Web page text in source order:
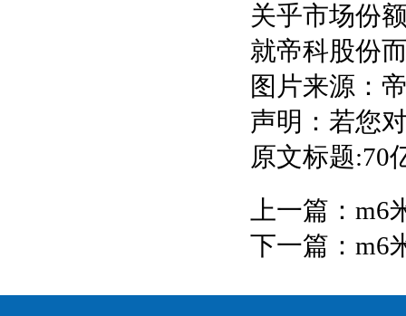
关乎市场份
就帝科股份
图片来源：
声明：若您
原文标题:70
上一篇： m6
下一篇： m6